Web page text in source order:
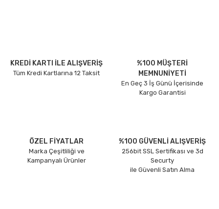
KREDİ KARTI İLE ALIŞVERİŞ
Tüm Kredi Kartlarına 12 Taksit
%100 MÜŞTERİ
MEMNUNİYETİ
En Geç 3 İş Günü İçerisinde
Kargo Garantisi
ÖZEL FİYATLAR
Marka Çeşitliliği ve
Kampanyalı Ürünler
%100 GÜVENLİ ALIŞVERİŞ
256bit SSL Sertifikası ve 3d
Securty
ile Güvenli Satın Alma